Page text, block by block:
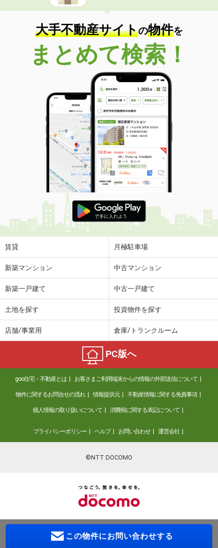
大手不動産サイトの物件を
まとめて検索！
賃貸 月極駐車場
新築マンション 中古マンション
新築一戸建て 中古一戸建て
土地を探す 投資物件を探す
店舗/事業用 倉庫/トランクルーム
PC版へ
goo住宅・不動産とは お客さまご利用端末からの情報の外部送信について
物件に関するお問合せの流れ 情報提供元 不動産情報に関する免責事項
個人情報の取り扱いについて 消費税に関する表記について
プライバシーポリシー ヘルプ お問い合わせ 運営会社
©NTT DOCOMO
この物件にお問い合わせする